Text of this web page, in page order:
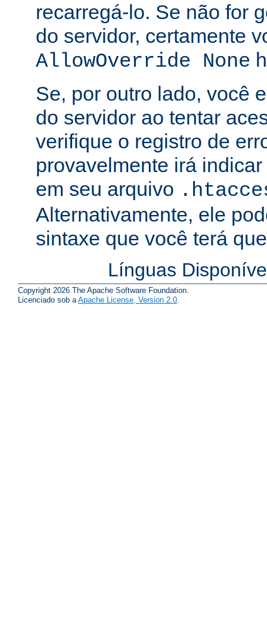
recarregá-lo. Se não for
do servidor, certamente
AllowOverride None
Se, por outro lado, você
do servidor ao tentar
verifique o registro de
provavelmente irá
em seu arquivo
Alternativamente, ele
sintaxe que você terá
Línguas
Copyright 2026 The Apache Software Foundation.
Licenciado sob a Apache License, Version 2.0